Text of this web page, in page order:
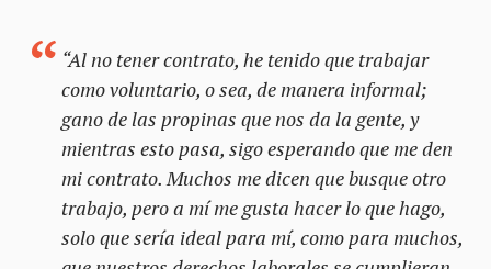
“Al no tener contrato, he tenido que trabajar
como voluntario, o sea, de manera informal;
gano de las propinas que nos da la gente, y
mientras esto pasa, sigo esperando que me den
mi contrato. Muchos me dicen que busque otro
trabajo, pero a mí me gusta hacer lo que hago,
solo que sería ideal para mí, como para muchos,